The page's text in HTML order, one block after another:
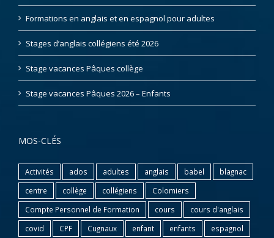
Formations en anglais et en espagnol pour adultes
Stages d’anglais collégiens été 2026
Stage vacances Pâques collège
Stage vacances Pâques 2026 – Enfants
MOS-CLÉS
Activités ados adultes anglais babel
blagnac
centre
collège collégiens
Colomiers
Compte Personnel de Formation
cours
cours d'anglais
covid
CPF Cugnaux enfant enfants espagnol